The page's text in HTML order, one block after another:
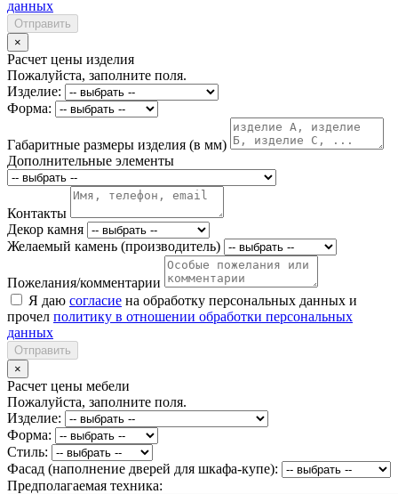
данных
Отправить
×
Расчет цены изделия
Пожалуйста, заполните поля.
Изделие:
Форма:
Габаритные размеры изделия (в мм)
Дополнительные элементы
Контакты
Декор камня
Желаемый камень (производитель)
Пожелания/комментарии
Я даю согласие на обработку персональных данных и
прочел политику в отношении обработки персональных
данных
Отправить
×
Расчет цены мебели
Пожалуйста, заполните поля.
Изделие:
Форма:
Стиль:
Фасад (наполнение дверей для шкафа-купе):
Предполагаемая техника: